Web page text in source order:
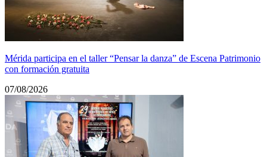
Mérida participa en el taller “Pensar la danza” de Escena Patrimonio
con formación gratuita
07/08/2026